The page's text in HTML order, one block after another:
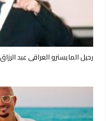
رحيل المايسترو العراقي عبد